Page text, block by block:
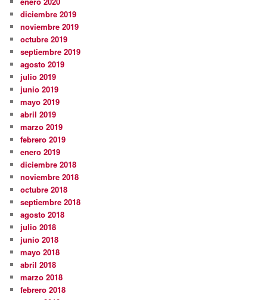
diciembre 2019
noviembre 2019
octubre 2019
septiembre 2019
agosto 2019
julio 2019
junio 2019
mayo 2019
abril 2019
marzo 2019
febrero 2019
enero 2019
diciembre 2018
noviembre 2018
octubre 2018
septiembre 2018
agosto 2018
julio 2018
junio 2018
mayo 2018
abril 2018
marzo 2018
febrero 2018